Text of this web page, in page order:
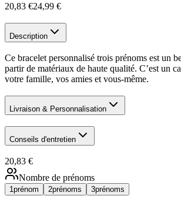
20,83 €24,99 €
Description
Ce bracelet personnalisé trois prénoms est un
partir de matériaux de haute qualité. C’est un
votre famille, vos amies et vous-même.
Livraison & Personnalisation
Conseils d'entretien
20,83 €
Nombre de prénoms
1prénom 2prénoms 3prénoms